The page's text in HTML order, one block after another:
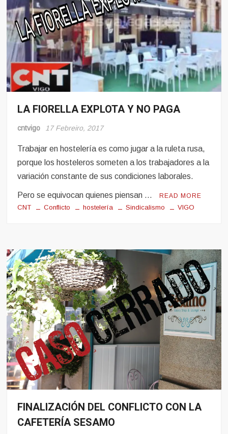
Conflito
LA FIORELLA EXPLOTA Y NO PAGA
cntvigo 17 Febreiro, 2017
Trabajar en hostelería es como jugar a la ruleta rusa,
porque los hosteleros someten a los trabajadores a la
variación constante de sus condiciones laborales.
Pero se equivocan quienes piensan … READ MORE
CNT Conflicto hostelería Sindicalismo VIGO
Conflito
Hosteleria
FINALIZACIÓN DEL CONFLICTO CON LA
CAFETERÍA SESAMO